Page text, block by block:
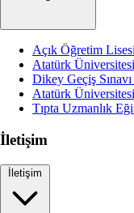
Açık Öğretim
Atatürk
Dikey Geçiş
Atatürk
Tıpta Uzmanlık
İletişim
İletişim